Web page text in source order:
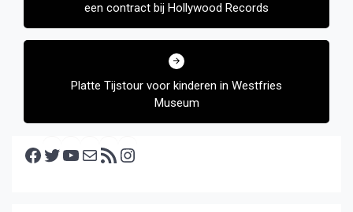
een contract bij Hollywood Records
Platte Tijstour voor kinderen in Westfries
Museum
Facebook Twitter YouTube E-mail RSS feed